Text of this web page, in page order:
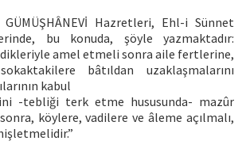
Hazretleri, Ehl-i Sünnet
bu konuda, şöyle yazmaktadır:
amel etmeli sonra aile fertlerine,
bâtıldan uzaklaşmalarını
kabul
-tebliği terk etme hususunda- mazûr
köylere, vadilere ve âleme açılmalı,